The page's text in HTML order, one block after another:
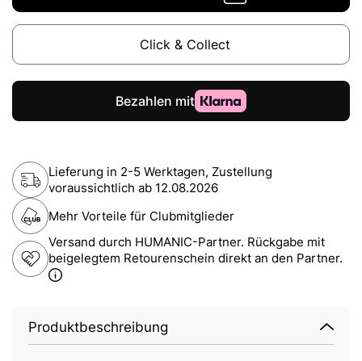
Click & Collect
Lieferung in 2-5 Werktagen, Zustellung
voraussichtlich ab 12.08.2026
Mehr Vorteile für Clubmitglieder
Versand durch HUMANIC-Partner. Rückgabe mit
beigelegtem Retourenschein direkt an den Partner.
Produktbeschreibung